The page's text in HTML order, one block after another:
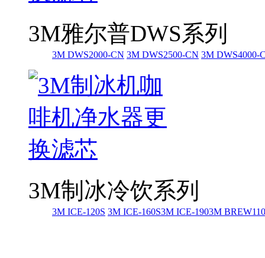
3M雅尔普DWS系列
3M DWS2000-CN 3M DWS2500-CN 3M DWS4000-
3M制冰冷饮系列
3M ICE-120S 3M ICE-160S3M ICE-1903M